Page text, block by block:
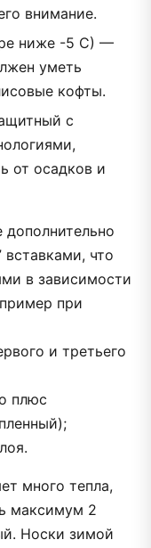
внимание.
ниже -5 С) —
уметь
кофты.
с
от осадков и
что
в зависимости
при
и третьего
плюс
много тепла,
максимум 2
Носки зимой